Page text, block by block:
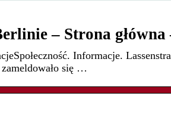
– Strona główna
Informacje.
się …